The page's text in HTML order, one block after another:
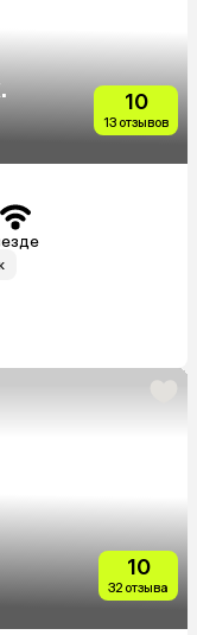
10
13 отзывов
10
32 отзыва